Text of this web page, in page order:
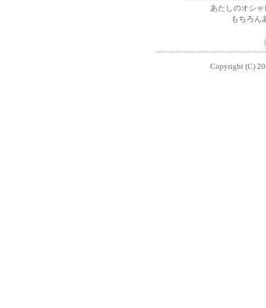
あたしのオシ
もちろん
Copyright (C)